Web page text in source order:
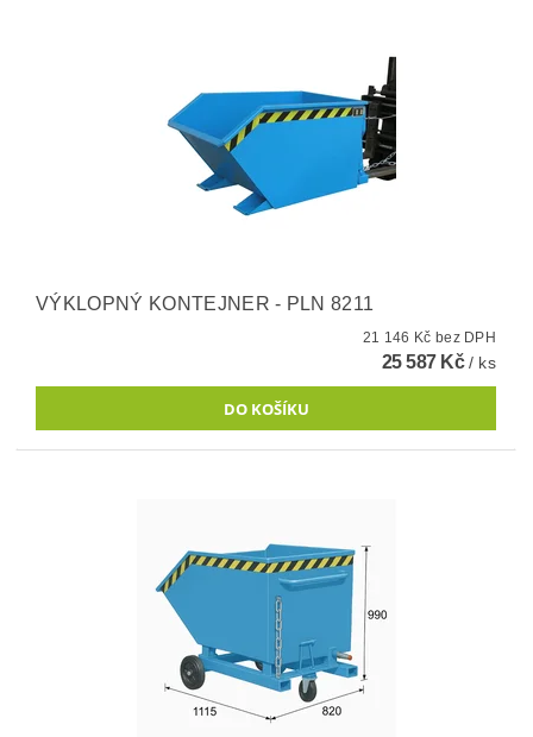
VÝKLOPNÝ KONTEJNER - PLN 8211
21 146 Kč bez DPH
25 587 Kč/ ks